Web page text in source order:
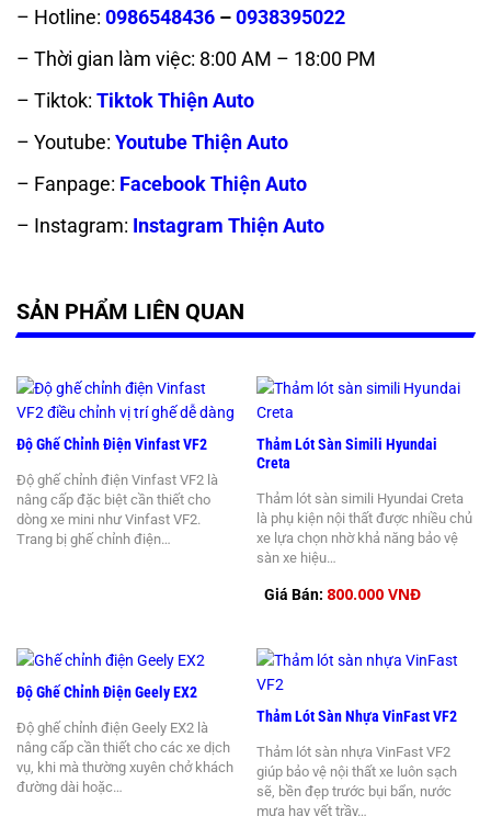
– Hotline: 0986548436 –0938395022
– Thời gian làm việc: 8:00 AM – 18:00 PM
– Tiktok: Tiktok Thiện Auto
– Youtube: Youtube Thiện Auto
– Fanpage: Facebook Thiện Auto
– Instagram: Instagram Thiện Auto
SẢN PHẨM LIÊN QUAN
Độ Ghế Chỉnh Điện Vinfast VF2
Độ ghế chỉnh điện Vinfast VF2 là
nâng cấp đặc biệt cần thiết cho
dòng xe mini như Vinfast VF2.
Trang bị ghế chỉnh điện…
Thảm Lót Sàn Simili Hyundai
Creta
Thảm lót sàn simili Hyundai Creta
là phụ kiện nội thất được nhiều chủ
xe lựa chọn nhờ khả năng bảo vệ
sàn xe hiệu…
Giá Bán: 800.000 VNĐ
Độ Ghế Chỉnh Điện Geely EX2
Độ ghế chỉnh điện Geely EX2 là
nâng cấp cần thiết cho các xe dịch
vụ, khi mà thường xuyên chở khách
đường dài hoặc…
Thảm Lót Sàn Nhựa VinFast VF2
Thảm lót sàn nhựa VinFast VF2
giúp bảo vệ nội thất xe luôn sạch
sẽ, bền đẹp trước bụi bẩn, nước
mưa hay vết trầy…